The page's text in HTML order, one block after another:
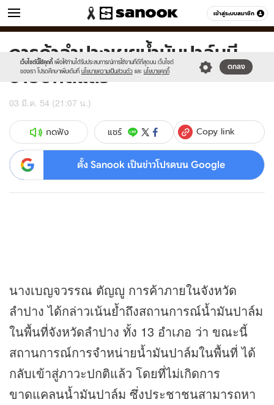
เข้าสู่ระบบสมาชิก
ข่าว หมวดอื่นๆ
เว็บไซต์นี้ใช้คุกกี้ เพื่อให้ท่านได้รับประสบการณ์การใช้งานที่ดีที่สุดบน เว็บไซต์
ของเรา โปรดศึกษาเพิ่มเติมที่ นโยบายความเป็นส่วนตัว และ นโยบายคุกกี้
ตกลง
Sanook
//s.isanook.com/sr/0/images/logo-
new-
sanook.png
600
60
การค้าลำปางเผยน้ำมันปาล์มมี
ขายปกติแล้ว
03 มี.ค. 54 (21:07 น.)
กดฟัง แชร์ Copy link
ตั้ง Sanook เป็นข่าวโปรดบน Google
นางเบญจวรรณ ตัญญู การค้าภายในจังหวัด
ลำปาง ได้กล่าวเน้นย้ำถึงสถานการณ์น้ำมันปาล์ม
ในพื้นที่จังหวัดลำปาง ทั้ง 13 อำเภอ ว่า ขณะนี้
สถานการณ์การจำหน่ายน้ำมันปาล์มในพื้นที่ ได้
กลับเข้าสู่ภาวะปกติแล้ว โดยที่ไม่เกิดการ
ขาดแคลนน้ำมันปาล์ม ซึ่งประชาชนสามารถหา